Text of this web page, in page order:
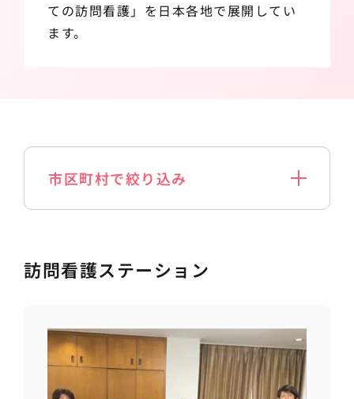
ての訪問看護」を日本各地で展開してい
ます。
市区町村で絞り込み
訪問看護ステーション